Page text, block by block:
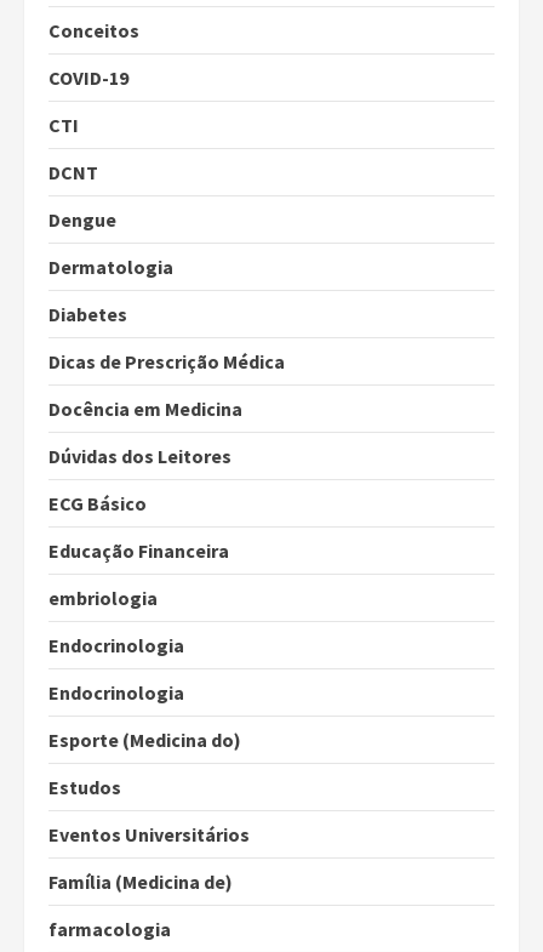
Conceitos
COVID-19
CTI
DCNT
Dengue
Dermatologia
Diabetes
Dicas de Prescrição Médica
Docência em Medicina
Dúvidas dos Leitores
ECG Básico
Educação Financeira
embriologia
Endocrinologia
Endocrinologia
Esporte (Medicina do)
Estudos
Eventos Universitários
Família (Medicina de)
farmacologia